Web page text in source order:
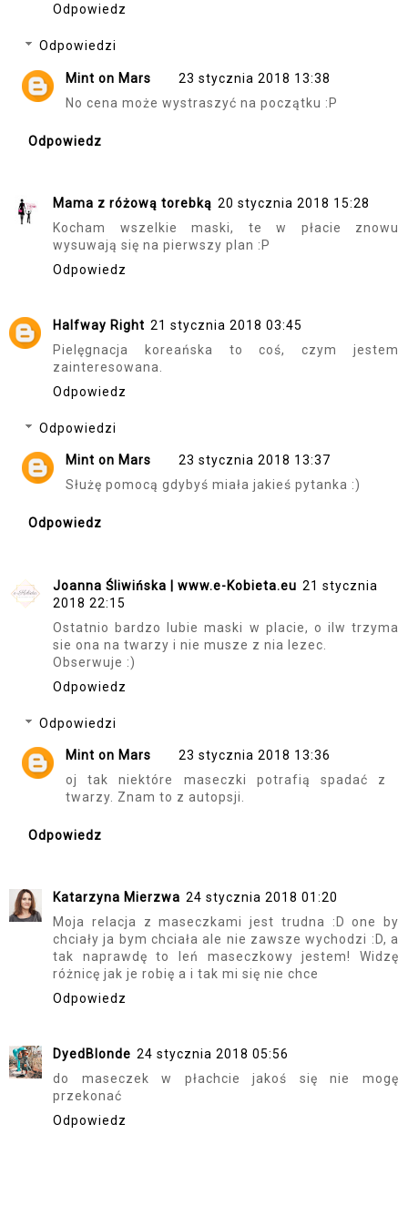
Odpowiedz
Odpowiedzi
Mint on Mars
23 stycznia 2018 13:38
No cena może wystraszyć na początku :P
Odpowiedz
Mama z różową torebką 20 stycznia 2018 15:28
Kocham wszelkie maski, te w płacie znowu
wysuwają się na pierwszy plan :P
Odpowiedz
Halfway Right 21 stycznia 2018 03:45
Pielęgnacja koreańska to coś, czym jestem
zainteresowana.
Odpowiedz
Odpowiedzi
Mint on Mars
23 stycznia 2018 13:37
Służę pomocą gdybyś miała jakieś pytanka :)
Odpowiedz
Joanna Śliwińska | www.e-Kobieta.eu 21 stycznia
2018 22:15
Ostatnio bardzo lubie maski w placie, o ilw trzyma
sie ona na twarzy i nie musze z nia lezec.
Obserwuje :)
Odpowiedz
Odpowiedzi
Mint on Mars
23 stycznia 2018 13:36
oj tak niektóre maseczki potrafią spadać z
twarzy. Znam to z autopsji.
Odpowiedz
Katarzyna Mierzwa 24 stycznia 2018 01:20
Moja relacja z maseczkami jest trudna :D one by
chciały ja bym chciała ale nie zawsze wychodzi :D, a
tak naprawdę to leń maseczkowy jestem! Widzę
różnicę jak je robię a i tak mi się nie chce
Odpowiedz
DyedBlonde 24 stycznia 2018 05:56
do maseczek w płachcie jakoś się nie mogę
przekonać
Odpowiedz